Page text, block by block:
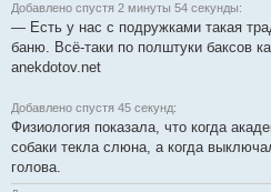
Добавлено спустя 2 минуты 54 секунды:
— Есть у нас с подружками такая
баню. Всё-таки по полштуки баксов
anekdotov.net
Добавлено спустя 45 секунд:
Физиология показала, что когда
собаки текла слюна, а когда
голова.